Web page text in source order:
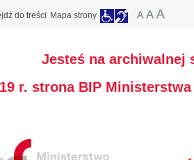
do treści Mapa strony
Jesteś na archiwalnej
r. strona BIP